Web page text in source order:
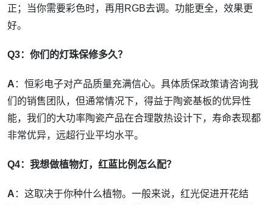
正；当你需要彩色时，再用RGB去调。功能更全，效果更
好。
Q3：你们的灯珠保修多久？
A ：恒彩电子对产品质量充满信心。具体质保政策请咨询我
们的销售团队，但通常情况下，得益于陶瓷基板的优异性
能，我们的大功率陶瓷产品在合理散热设计下，寿命表现都
非常优异，远超行业平均水平。
Q4：我想做植物灯，红蓝比例怎么配？
A ：这取决于你种什么植物。一般来说，红光促进开花结